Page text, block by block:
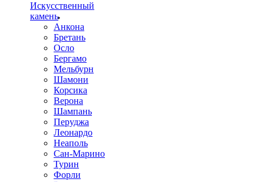
Искусственный
камень
Анкона
Бретань
Осло
Бергамо
Мельбурн
Шамони
Корсика
Верона
Шампань
Перуджа
Леонардо
Неаполь
Сан-Марино
Турин
Форли